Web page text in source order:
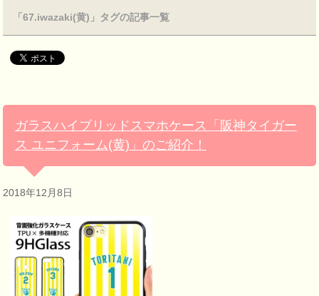
「67.iwazaki(黄)」タグの記事一覧
ガラスハイブリッドスマホケース「阪神タイガー
ス ユニフォーム(黄)」のご紹介！
2018年12月8日